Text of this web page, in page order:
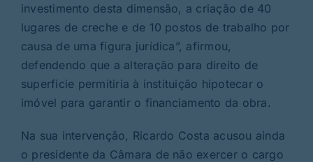
investimento desta dimensão, a criação de 40
lugares de creche e de 10 postos de trabalho por
causa de uma figura jurídica”, afirmou,
defendendo que a alteração para direito de
superfície permitiria à instituição hipotecar o
imóvel para garantir o financiamento da obra.
Na sua intervenção, Ricardo Costa acusou ainda
o presidente da Câmara de não exercer o cargo